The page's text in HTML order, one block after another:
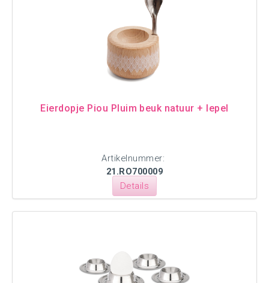
Eierdopje Piou Pluim beuk natuur + lepel
Artikelnummer:
21.RO700009
Details